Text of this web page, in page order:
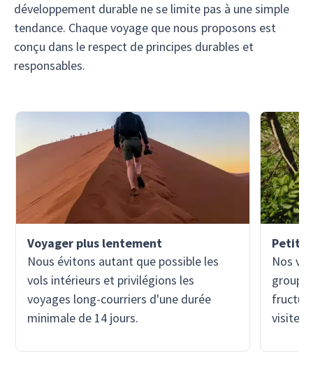
développement durable ne se limite pas à une simple
tendance. Chaque voyage que nous proposons est
conçu dans le respect de principes durables et
responsables.
Voyager plus lentement
Nous évitons autant que possible les
vols intérieurs et privilégions les
voyages long-courriers d'une durée
minimale de 14 jours.
Petits
Nos